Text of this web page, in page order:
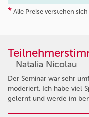
* Alle Preise verstehen sich
Natalia Nicolau
Der Seminar war sehr
moderiert. Ich habe viel
gelernt und werde im